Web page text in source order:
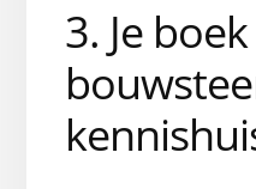
3. Je